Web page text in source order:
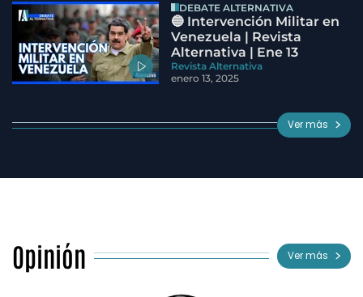
DEBATE ALTERNATIVA
🔵 Intervención Militar en
Venezuela | Revista
Alternativa | Ene 13
Revista Alternativa
enero 13, 2025
Ver más
Opinión Ver más